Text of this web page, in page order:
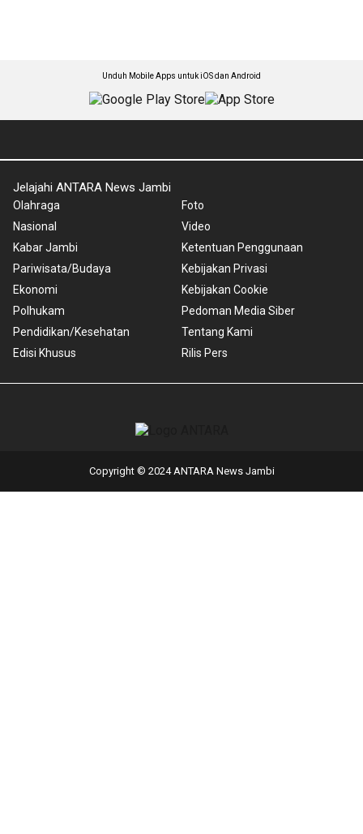
Unduh Mobile Apps untuk iOS dan Android
Jelajahi ANTARA News Jambi
Olahraga
Nasional
Kabar Jambi
Pariwisata/Budaya
Ekonomi
Polhukam
Pendidikan/Kesehatan
Edisi Khusus
Foto
Video
Ketentuan Penggunaan
Kebijakan Privasi
Kebijakan Cookie
Pedoman Media Siber
Tentang Kami
Rilis Pers
Copyright © 2024 ANTARA News Jambi